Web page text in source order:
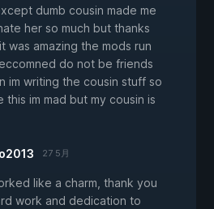
dumb cousin made me
her so much but thanks
was amazing the mods run
do not be friends
im writing the cousin stuff so
this im mad but my cousin is
27 5月
like a charm, thank you
work and dedication to